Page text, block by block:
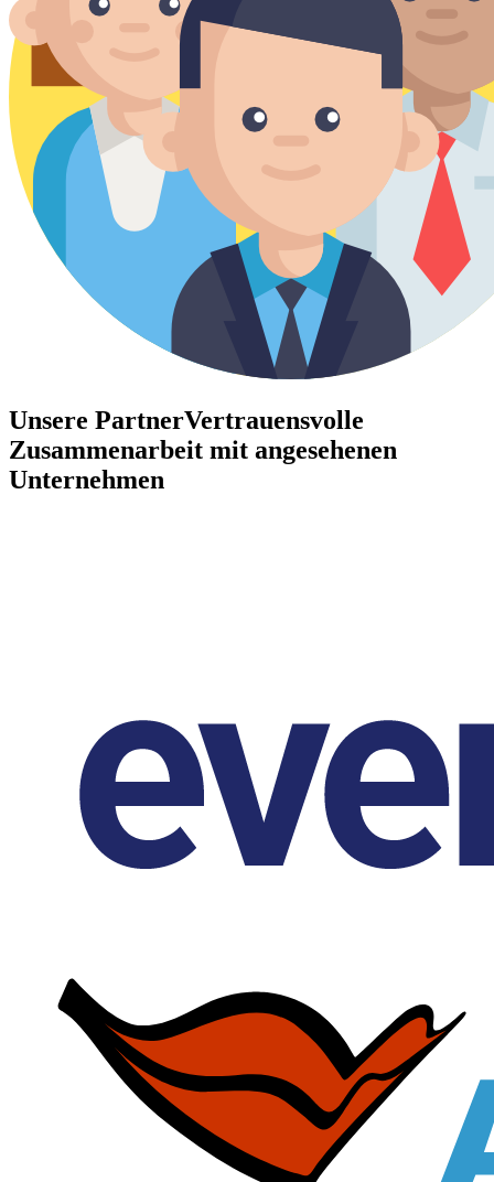
Unsere PartnerVertrauensvolle
Zusammenarbeit mit angesehenen
Unternehmen